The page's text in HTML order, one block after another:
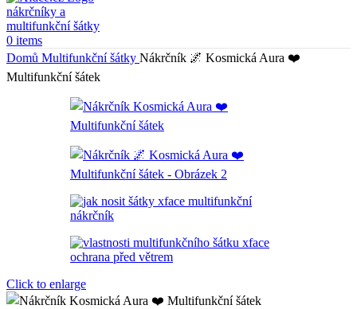
0 items
Domů Multifunkční šátky Nákrčník 🌌 Kosmická Aura ❤️
Multifunkční šátek
Click to enlarge